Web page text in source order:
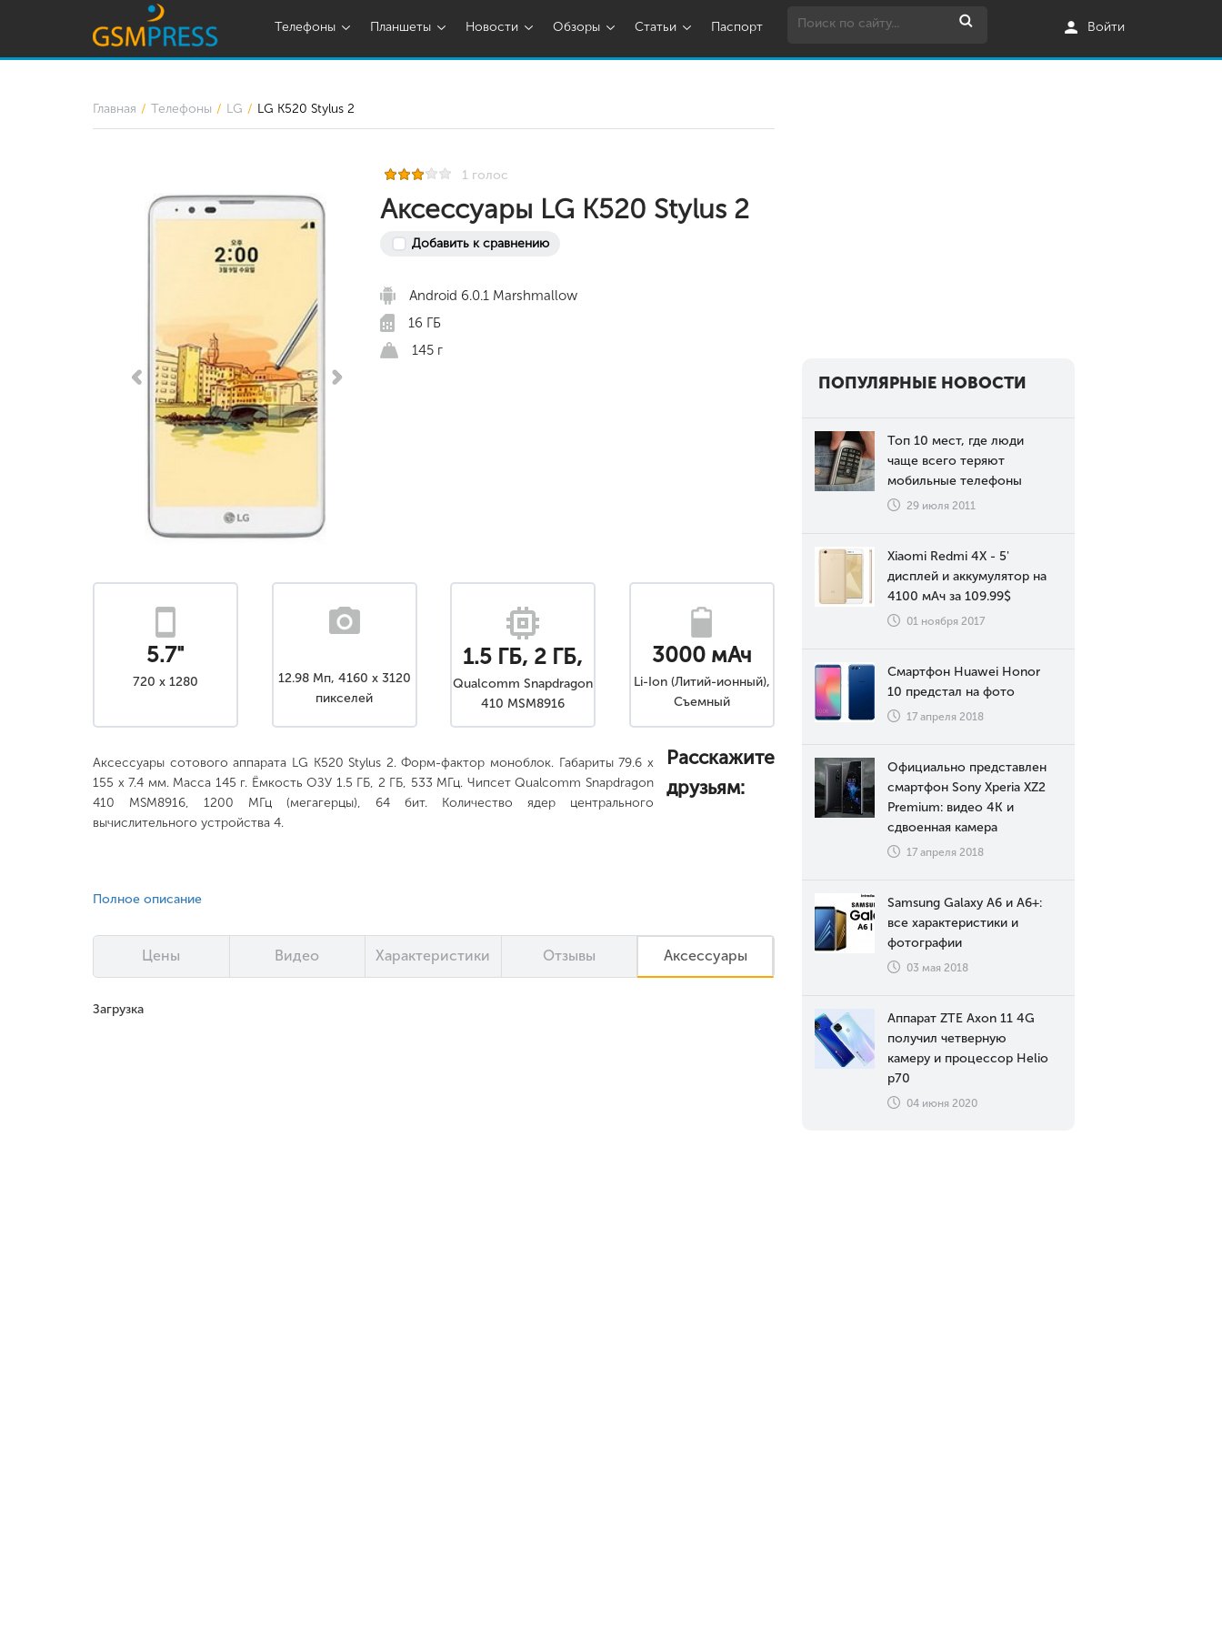
Телефоны Планшеты Новости Обзоры Статьи Паспорт Войти
Главная Телефоны LG LG K520 Stylus 2
1 голос
Аксессуары LG K520 Stylus 2
Добавить к сравнению
Android 6.0.1 Marshmallow
16 ГБ
145 г
5.7"
720 x 1280
12.98 Мп, 4160 x 3120
пикселей
1.5 ГБ, 2 ГБ,
533 МГц
Qualcomm Snapdragon
410 MSM8916
3000 мАч
Li-Ion (Литий-ионный),
Съемный
Аксессуары сотового аппарата LG K520 Stylus 2. Форм-фактор моноблок. Габариты 79.6 x
155 x 7.4 мм. Масса 145 г. Ёмкость ОЗУ 1.5 ГБ, 2 ГБ, 533 МГц. Чипсет Qualcomm Snapdragon
410 MSM8916, 1200 МГц (мегагерцы), 64 бит. Количество ядер центрального
вычислительного устройства 4.
Полное описание
Расскажите
друзьям:
Цены Видео Характеристики Отзывы Аксессуары
Загрузка
ПОПУЛЯРНЫЕ НОВОСТИ
Топ 10 мест, где люди
чаще всего теряют
мобильные телефоны
29 июля 2011
Xiaomi Redmi 4X - 5'
дисплей и аккумулятор на
4100 мАч за 109.99$
01 ноября 2017
Смартфон Huawei Honor
10 предстал на фото
17 апреля 2018
Официально представлен
смартфон Sony Xperia XZ2
Premium: видео 4К и
сдвоенная камера
17 апреля 2018
Samsung Galaxy A6 и A6+:
все характеристики и
фотографии
03 мая 2018
Аппарат ZTE Axon 11 4G
получил четверную
камеру и процессор Helio
p70
04 июня 2020